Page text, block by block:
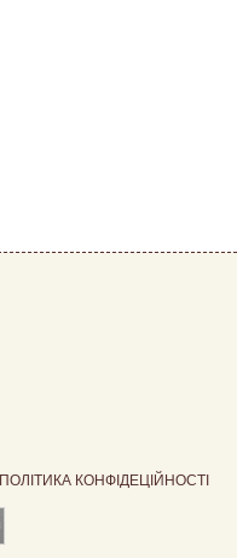
ПОЛІТИКА КОНФІДЕЦІЙНОСТІ